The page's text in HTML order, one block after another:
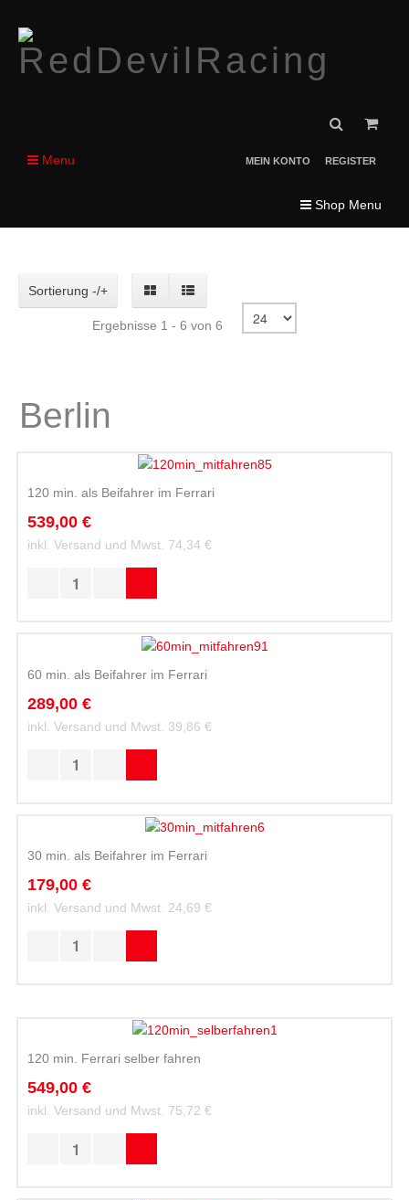
MEIN KONTO REGISTER
Menu
Shop Menu
Sortierung -/+
Ergebnisse 1 - 6 von 6
Berlin
120 min. als Beifahrer im Ferrari
539,00 €
inkl. Versand und Mwst. 74,34 €
60 min. als Beifahrer im Ferrari
289,00 €
inkl. Versand und Mwst. 39,86 €
30 min. als Beifahrer im Ferrari
179,00 €
inkl. Versand und Mwst. 24,69 €
120 min. Ferrari selber fahren
549,00 €
inkl. Versand und Mwst. 75,72 €